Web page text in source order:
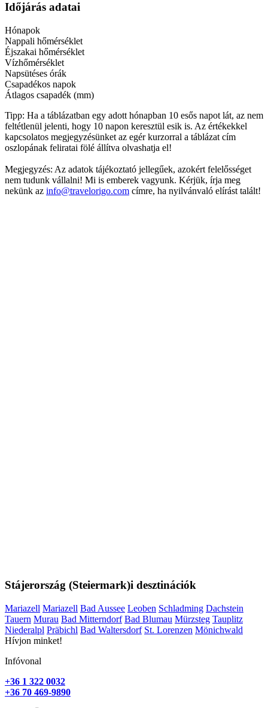
Időjárás adatai
Hónapok
Nappali hőmérséklet
Éjszakai hőmérséklet
Vízhőmérséklet
Napsütéses órák
Csapadékos napok
Átlagos csapadék (mm)
Tipp: Ha a táblázatban egy adott hónapban 10 esős napot lát, az nem
feltétlenül jelenti, hogy 10 napon keresztül esik is. Az értékekkel
kapcsolatos megjegyzésünket az egér kurzorral a táblázat cím
oszlopának feliratai fölé állítva olvashatja el!
Megjegyzés: Az adatok tájékoztató jellegűek, azokért felelősséget
nem tudunk vállalni! Mi is emberek vagyunk. Kérjük, írja meg
nekünk az info@travelorigo.com címre, ha nyilvánvaló elírást talált!
Stájerország (Steiermark)i desztinációk
Mariazell Mariazell Bad Aussee Leoben Schladming Dachstein
Tauern Murau Bad Mitterndorf Bad Blumau Mürzsteg Tauplitz
Niederalpl Präbichl Bad Waltersdorf St. Lorenzen Mönichwald
Hívjon minket!
Infóvonal
+36 1 322 0032
+36 70 469-9890